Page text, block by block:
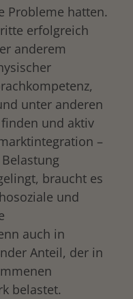
Probleme hatten.
erfolgreich
anderem
unter anderen
und aktiv
–
braucht es
und
auch in
Anteil, der in
belastet.